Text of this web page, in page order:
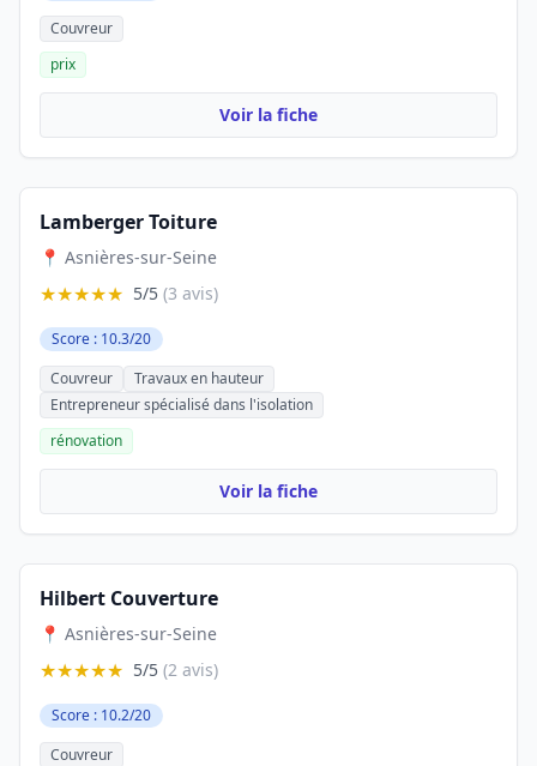
Couvreur
prix
Voir la fiche
Lamberger Toiture
📍 Asnières-sur-Seine
★★★★★ 5/5 (3 avis)
Score : 10.3/20
Couvreur
Travaux en hauteur
Entrepreneur spécialisé dans l'isolation
rénovation
Voir la fiche
Hilbert Couverture
📍 Asnières-sur-Seine
★★★★★ 5/5 (2 avis)
Score : 10.2/20
Couvreur